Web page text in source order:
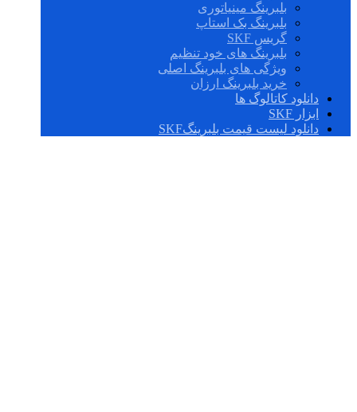
بلبرینگ مینیاتوری
بلبرینگ بک استاپ
گریس SKF
بلبرینگ های خود تنظیم
ویژگی های بلبرینگ اصلی
خرید بلبرینگ ارزان
دانلود کاتالوگ ها
ابزار SKF
دانلود لیست قیمت بلبرینگSKF